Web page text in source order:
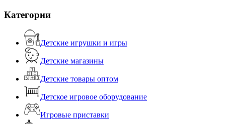
Категории
Детские игрушки и игры
Детские магазины
Детские товары оптом
Детское игровое оборудование
Игровые приставки